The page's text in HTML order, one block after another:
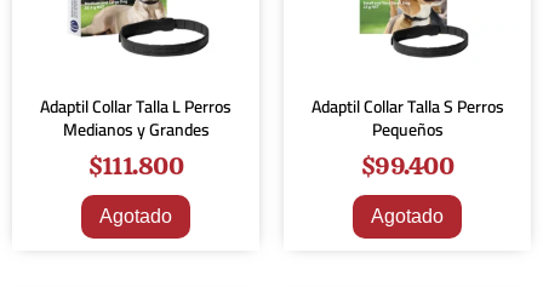
Adaptil Collar Talla L Perros
Medianos y Grandes
$111.800
Agotado
Adaptil Collar Talla S Perros
Pequeños
$99.400
Agotado